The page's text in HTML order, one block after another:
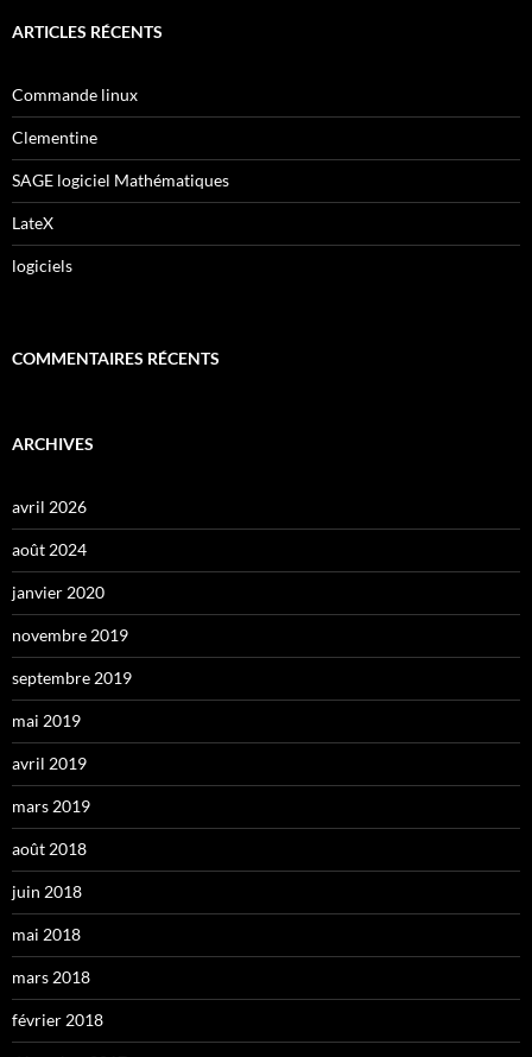
ARTICLES RÉCENTS
Commande linux
Clementine
SAGE logiciel Mathématiques
LateX
logiciels
COMMENTAIRES RÉCENTS
ARCHIVES
avril 2026
août 2024
janvier 2020
novembre 2019
septembre 2019
mai 2019
avril 2019
mars 2019
août 2018
juin 2018
mai 2018
mars 2018
février 2018